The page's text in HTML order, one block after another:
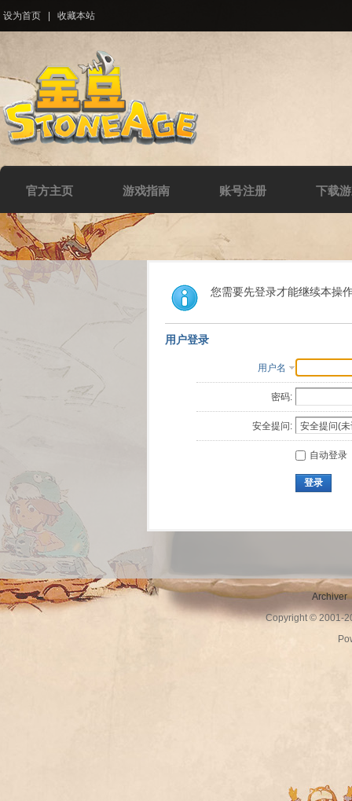
设为首页 收藏本站
官方主页 游戏指南 账号注册 下载
您需要先登录才能继续本操
用户登录
用户名
密码:
安全提问:
自动登录
登录
Archiver
Copyright © 2001-